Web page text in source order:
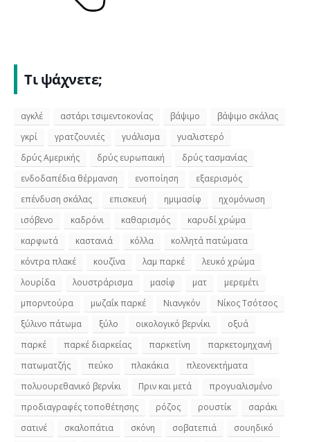
Τι ψάχνετε;
αγκλέ αστάρι τσιμεντοκονίας βάψιμο
βάψιμο σκάλας
γκρί
γρατζουνιές γυάλισμα
γυαλιστερό
δρύς Αμερικής
δρύς ευρωπαική
δρύς τασμανίας
ενδοδαπέδια θέρμανση
ενοποίηση
εξαερισμός
επένδυση σκάλας
επισκευή ημιμασίφ
ηχομόνωση
ισόβενο
καδρόνι καθαρισμός
καρυδί χρώμα
καρφωτά
καστανιά κόλλα
κολλητά πατώματα
κόντρα πλακέ
κουζίνα λαμ παρκέ
λευκό χρώμα
λουρίδα
λουστράρισμα μασίφ ματ
μερεμέτι
μπορντούρα
μωζαΐκ παρκέ Νιανγκόν
Νίκος Τσότσος
ξύλινο πάτωμα
ξύλο οικολογικό βερνίκι
οξυά
παρκέ
παρκέ διαρκείας παρκετίνη
παρκετομηχανή
πατωματζής
πεύκο πλακάκια
πλεονεκτήματα
πολυουρεθανικό βερνίκι
Πριν και μετά
προγυαλισμένο
προδιαγραφές τοποθέτησης
ρόζος ρουστίκ
σαράκι
σατινέ
σκαλοπάτια σκόνη σοβατεπιά
σουηδικό